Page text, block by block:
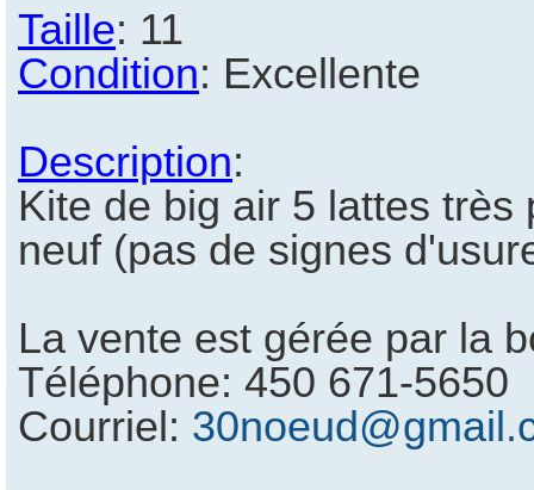
Taille: 11
Condition: Excellente
Description:
Kite de big air 5 lattes
neuf (pas de signes
La vente est gérée par la
Téléphone: 450 671-5650
Courriel: